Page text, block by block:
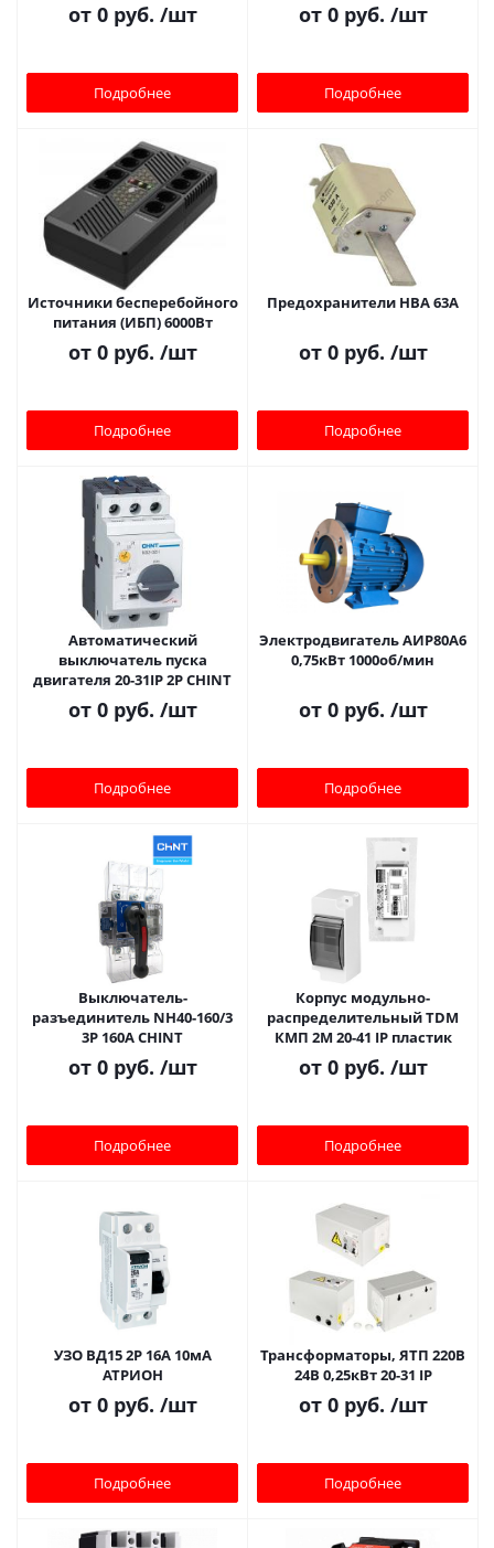
от 0 руб. /шт
Подробнее
от 0 руб. /шт
Подробнее
Источники бесперебойного
питания (ИБП) 6000Вт
от 0 руб. /шт
Подробнее
Предохранители НВА 63A
от 0 руб. /шт
Подробнее
Автоматический
выключатель пуска
двигателя 20-31IP 2Р CHINT
от 0 руб. /шт
Подробнее
Электродвигатель АИР80A6
0,75кВт 1000об/мин
от 0 руб. /шт
Подробнее
Bыключатель-
разъединитель NH40-160/3
3P 160А CHINT
от 0 руб. /шт
Подробнее
Корпус модульно-
распределительный TDM
КМП 2M 20-41 IP пластик
от 0 руб. /шт
Подробнее
УЗО ВД15 2Р 16А 10мА
АТРИОН
от 0 руб. /шт
Подробнее
Трансформаторы, ЯТП 220В
24В 0,25кВт 20-31 IP
от 0 руб. /шт
Подробнее